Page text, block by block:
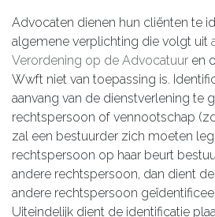
Advocaten dienen hun cliënten te
algemene verplichting die volgt uit
Verordening op de Advocatuur en
Wwft niet van toepassing is.
aanvang van de dienstverlening te
rechtspersoon of vennootschap
zal een bestuurder zich moeten
rechtspersoon op haar beurt
andere rechtspersoon, dan dient
andere rechtspersoon
Uiteindelijk dient de identificatie